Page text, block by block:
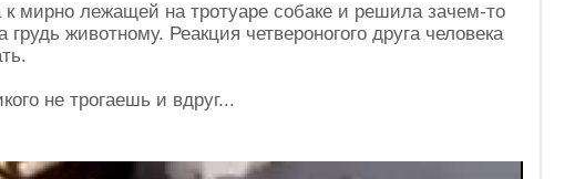
мирно лежащей на тротуаре собаке и решила зачем-то
грудь животному. Реакция четвероногого друга человека
не трогаешь и вдруг...